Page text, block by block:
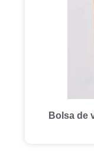
Bolsa de